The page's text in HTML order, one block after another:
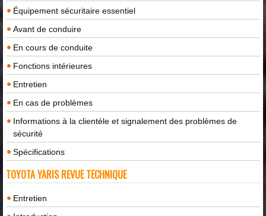
Équipement sécuritaire essentiel
Avant de conduire
En cours de conduite
Fonctions intérieures
Entretien
En cas de problèmes
Informations à la clientèle et signalement des problèmes de
sécurité
Spécifications
TOYOTA YARIS REVUE TECHNIQUE
Entretien